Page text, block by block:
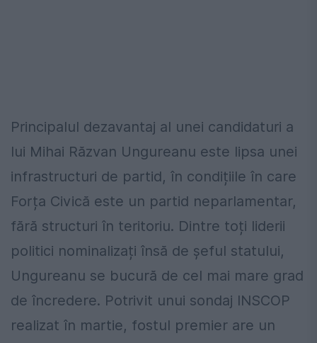
Principalul dezavantaj al unei candidaturi a
lui Mihai Răzvan Ungureanu este lipsa unei
infrastructuri de partid, în condițiile în care
Forța Civică este un partid neparlamentar,
fără structuri în teritoriu. Dintre toți liderii
politici nominalizați însă de șeful statului,
Ungureanu se bucură de cel mai mare grad
de încredere. Potrivit unui sondaj INSCOP
realizat în martie, fostul premier are un